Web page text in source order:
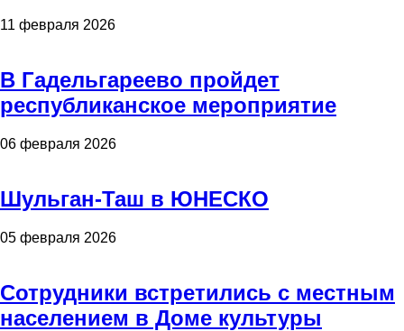
11 февраля 2026
В Гадельгареево пройдет
республиканское мероприятие
06 февраля 2026
Шульган-Таш в ЮНЕСКО
05 февраля 2026
Сотрудники встретились с местным
населением в Доме культуры